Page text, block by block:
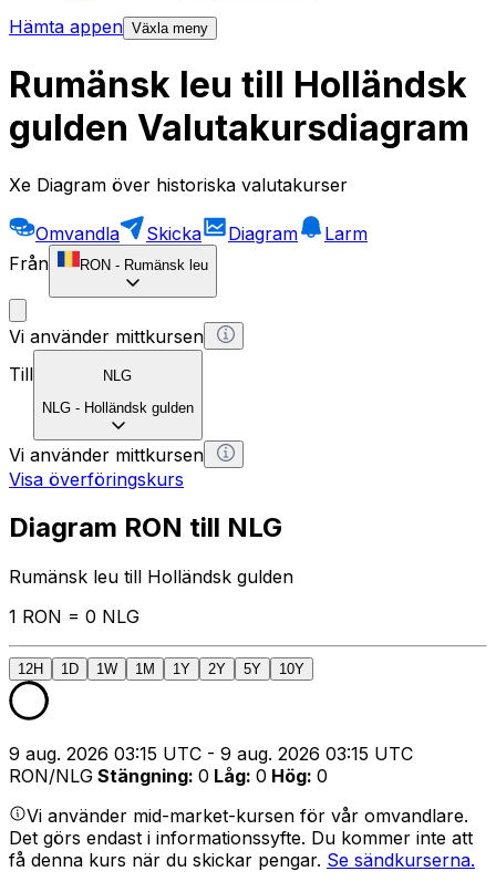
Hämta appen Växla meny
Rumänsk leu till Holländsk
gulden Valutakursdiagram
Xe Diagram över historiska valutakurser
Omvandla Skicka Diagram
Larm
Från
RON - Rumänsk leu
Vi använder mittkursen
Till
NLG
NLG - Holländsk gulden
Vi använder mittkursen
Visa överföringskurs
Diagram RON till NLG
Rumänsk leu till Holländsk gulden
1 RON = 0 NLG
12H 1D 1W 1M 1Y 2Y 5Y 10Y
9 aug. 2026 03:15 UTC - 9 aug. 2026 03:15 UTC
RON/NLG Stängning: 0 Låg: 0 Hög: 0
Vi använder mid-market-kursen för vår omvandlare.
Det görs endast i informationssyfte. Du kommer inte att
få denna kurs när du skickar pengar. Se sändkurserna.